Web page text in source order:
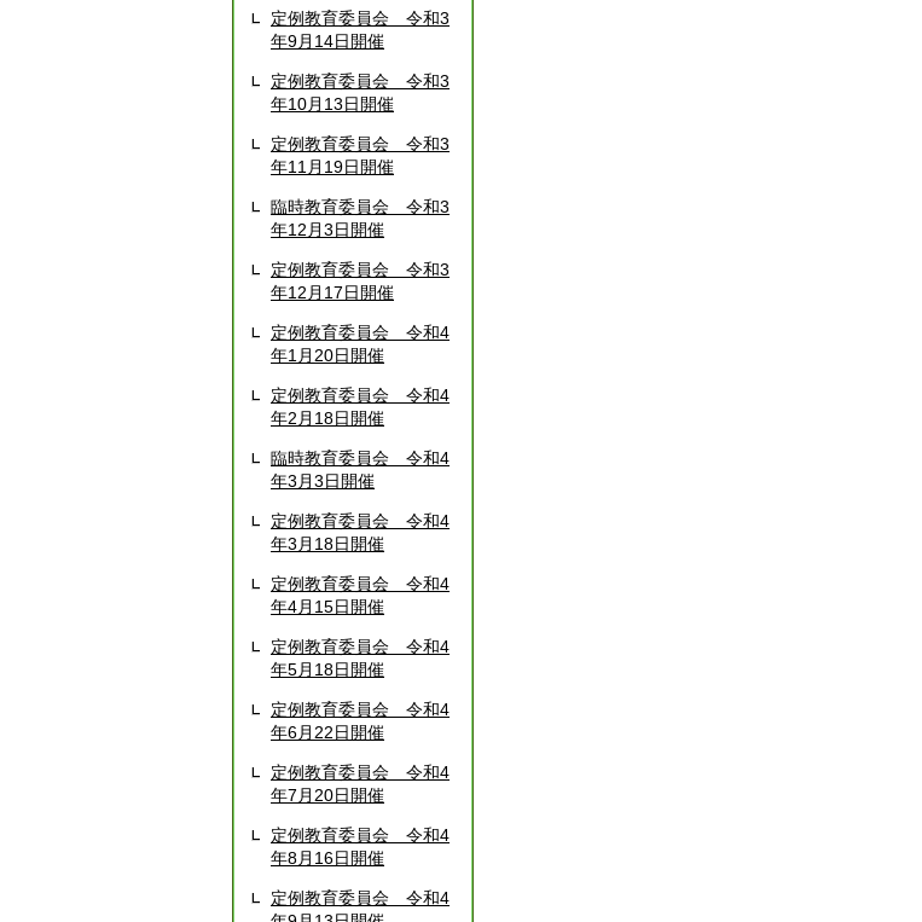
定例教育委員会 令和3
年9月14日開催
定例教育委員会 令和3
年10月13日開催
定例教育委員会 令和3
年11月19日開催
臨時教育委員会 令和3
年12月3日開催
定例教育委員会 令和3
年12月17日開催
定例教育委員会 令和4
年1月20日開催
定例教育委員会 令和4
年2月18日開催
臨時教育委員会 令和4
年3月3日開催
定例教育委員会 令和4
年3月18日開催
定例教育委員会 令和4
年4月15日開催
定例教育委員会 令和4
年5月18日開催
定例教育委員会 令和4
年6月22日開催
定例教育委員会 令和4
年7月20日開催
定例教育委員会 令和4
年8月16日開催
定例教育委員会 令和4